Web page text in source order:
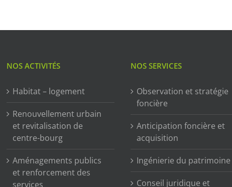
NOS ACTIVITÉS
Habitat – logement
Renouvellement urbain
et revitalisation de
centre-bourg
Aménagements publics
et renforcement des
services
NOS SERVICES
Observation et stratégie
foncière
Anticipation foncière et
acquisition
Ingénierie du patrimoine
Conseil juridique et